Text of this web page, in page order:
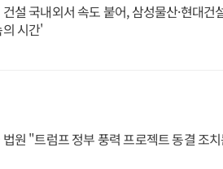
설 국내외서 속도 붙어, 삼성물산·현대건
시간'
법원 "트럼프 정부 풍력 프로젝트 동결 조